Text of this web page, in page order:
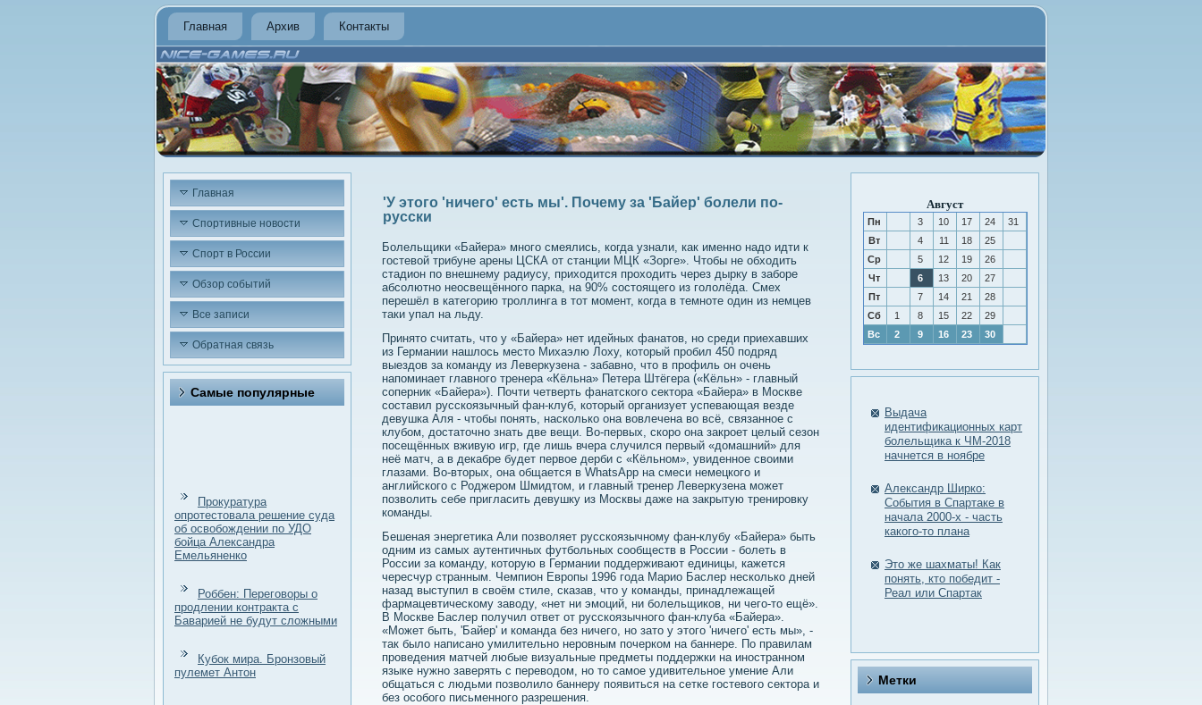
Главная Архив Контакты
Главная
Спортивные новости
Спорт в России
Обзор событий
Все записи
Обратная связь
Самые популярные
Прокуратура
опротестовала решение суда
об освобождении по УДО
бойца Александра
Емельяненко
Роббен: Переговоры о
продлении контракта с
Баварией не будут сложными
Кубок мира. Бронзовый
пулемет Антон
'У этого 'ничего' есть мы'. Почему за 'Байер' болели по-
русски
Болельщики «Байера» много смеялись, когда узнали, как именно надо идти к
гостевой трибуне арены ЦСКА от станции МЦК «Зорге». Чтобы не обходить
стадион по внешнему радиусу, приходится проходить через дырку в заборе
абсолютно неосвещённого парка, на 90% состоящего из гололёда. Смех
перешёл в категорию троллинга в тот момент, когда в темноте один из немцев
таки упал на льду.
Принято считать, что у «Байера» нет идейных фанатов, но среди приехавших
из Германии нашлось место Михаэлю Лоху, который пробил 450 подряд
выездов за команду из Леверкузена - забавно, что в профиль он очень
напоминает главного тренера «Кёльна» Петера Штёгера («Кёльн» - главный
соперник «Байера»). Почти четверть фанатского сектора «Байера» в Москве
составил русскоязычный фан-клуб, который организует успевающая везде
девушка Аля - чтобы понять, насколько она вовлечена во всё, связанное с
клубом, достаточно знать две вещи. Во-первых, скоро она закроет целый сезон
посещённых вживую игр, где лишь вчера случился первый «домашний» для
неё матч, а в декабре будет первое дерби с «Кёльном», увиденное своими
глазами. Во-вторых, она общается в WhatsApp на смеси немецкого и
английского с Роджером Шмидтом, и главный тренер Леверкузена может
позволить себе пригласить девушку из Москвы даже на закрытую тренировку
команды.
Бешеная энергетика Али позволяет русскоязычному фан-клубу «Байера» быть
одним из самых аутентичных футбольных сообществ в России - болеть в
России за команду, которую в Германии поддерживают единицы, кажется
чересчур странным. Чемпион Европы 1996 года Марио Баслер несколько дней
назад выступил в своём стиле, сказав, что у команды, принадлежащей
фармацевтическому заводу, «нет ни эмоций, ни болельщиков, ни чего-то ещё».
В Москве Баслер получил ответ от русскоязычного фан-клуба «Байера».
«Может быть, 'Байер' и команда без ничего, но зато у этого 'ничего' есть мы», -
так было написано умилительно неровным почерком на баннере. По правилам
проведения матчей любые визуальные предметы поддержки на иностранном
языке нужно заверять с переводом, но то самое удивительное умение Али
общаться с людьми позволило баннеру появиться на сетке гостевого сектора и
без особого письменного разрешения.
Август
Пн 3 10 17 24
31
Вт
4 11 18
25
Ср
5 12 19
26
Чт
6 13 20
27
Пт
7 14 21
28
Сб
1 8 15 22
29
Вс
2 9 16 23 30
Выдача
идентификационных карт
болельщика к ЧМ-2018
начнется в ноябре
Александр Ширко:
События в Спартаке в
начала 2000-х - часть
какого-то плана
Это же шахматы! Как
понять, кто победит -
Реал или Спартак
Метки